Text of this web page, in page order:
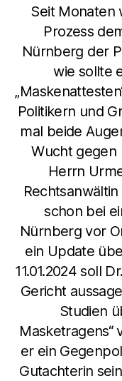
Seit Monaten
Prozess
Nürnberg der
wie sollte
Politikern und
mal beide
Wucht gegen
Herrn
schon bei
Nürnberg vor
ein Update
11.01.2024 soll
Gericht
Studien
Masketragens“
er ein
Gutachterin